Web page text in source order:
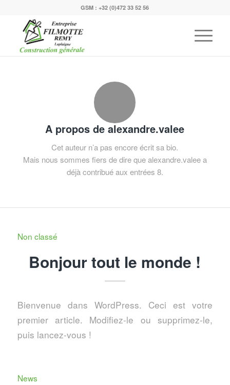
GSM :+32 (0)472 33 52 56
A propos dealexandre.valee
Cet auteur n’a pas encore écrit sa bio.
Mais nous sommes fiers de dire quealexandre.valeea
déjà contribué aux entrées 8.
Non classé
Bonjour tout le monde !
Bienvenue dans WordPress. Ceci est votre
premier article. Modifiez-le ou supprimez-le,
puis lancez-vous !
News